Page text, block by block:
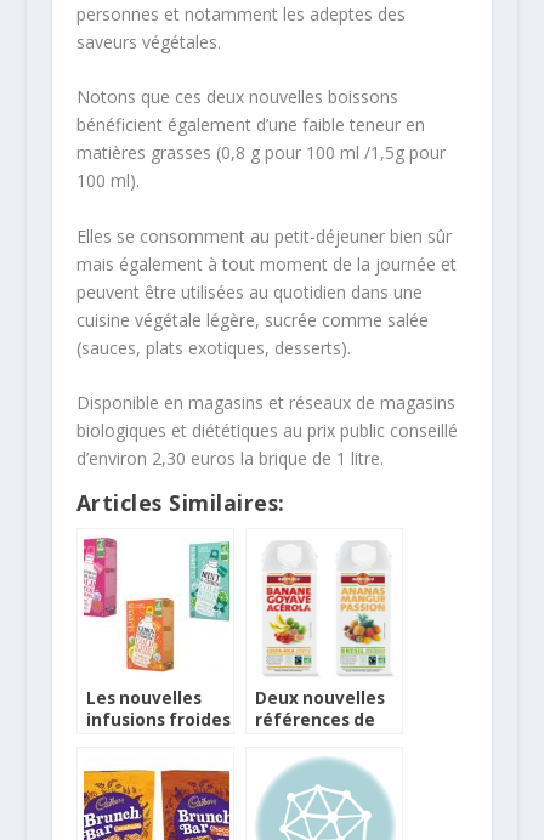
personnes et notamment les adeptes des
saveurs végétales.
Notons que ces deux nouvelles boissons
bénéficient également d’une faible teneur en
matières grasses (0,8 g pour 100 ml /1,5g pour
100 ml).
Elles se consomment au petit-déjeuner bien sûr
mais également à tout moment de la journée et
peuvent être utilisées au quotidien dans une
cuisine végétale légère, sucrée comme salée
(sauces, plats exotiques, desserts).
Disponible en magasins et réseaux de magasins
biologiques et diététiques au prix public conseillé
d’environ 2,30 euros la brique de 1 litre.
Articles Similaires:
Les nouvelles
infusions froides
Deux nouvelles
références de
Alter Eco